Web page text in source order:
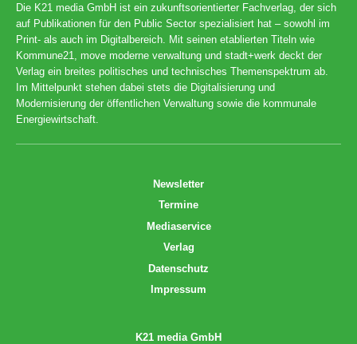
Die K21 media GmbH ist ein zukunftsorientierter Fachverlag, der sich
auf Publikationen für den Public Sector spezialisiert hat – sowohl im
Print- als auch im Digitalbereich. Mit seinen etablierten Titeln wie
Kommune21, move moderne verwaltung und stadt+werk deckt der
Verlag ein breites politisches und technisches Themenspektrum ab.
Im Mittelpunkt stehen dabei stets die Digitalisierung und
Modernisierung der öffentlichen Verwaltung sowie die kommunale
Energiewirtschaft.
Newsletter
Termine
Mediaservice
Verlag
Datenschutz
Impressum
K21 media GmbH